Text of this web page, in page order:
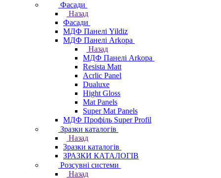
Фасади
Назад
Фасади
МДФ Панелі Yildiz
МДФ Панелі Arkopa
Назад
МДФ Панелі Arkopa
Resista Matt
Acrlic Panel
Dualuxe
Hight Gloss
Mat Panels
Super Mat Panels
МДФ Профіль Super Profil
Зразки каталогів
Назад
Зразки каталогів
ЗРАЗКИ КАТАЛОГІВ
Розсувні системи
Назад